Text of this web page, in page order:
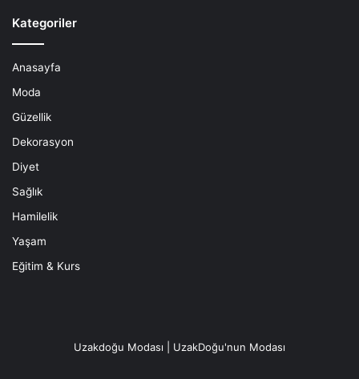
Kategoriler
Anasayfa
Moda
Güzellik
Dekorasyon
Diyet
Sağlık
Hamilelik
Yaşam
Eğitim & Kurs
Uzakdoğu Modası | UzakDoğu'nun Modası